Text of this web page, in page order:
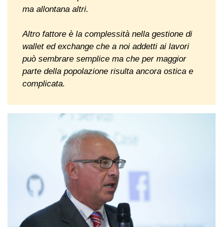
ma allontana altri.
Altro fattore è la complessità nella gestione di
wallet ed exchange che a noi addetti ai lavori
può sembrare semplice ma che per maggior
parte della popolazione risulta ancora ostica e
complicata.